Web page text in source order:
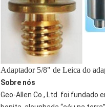
Adaptador 5/8" de Leica do
Sobre nós
Geo-Allen Co., Ltd. foi fundado